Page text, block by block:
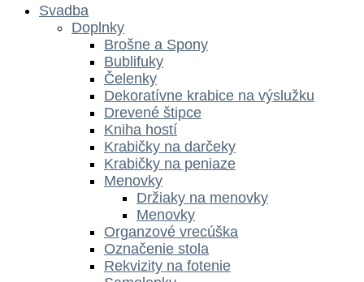
Svadba
Doplnky
Brošne a Spony
Bublifuky
Čelenky
Dekoratívne krabice na výslužku
Drevené štipce
Kniha hostí
Krabičky na darčeky
Krabičky na peniaze
Menovky
Držiaky na menovky
Menovky
Organzové vrecúška
Označenie stola
Rekvizity na fotenie